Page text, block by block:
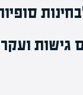
גישות